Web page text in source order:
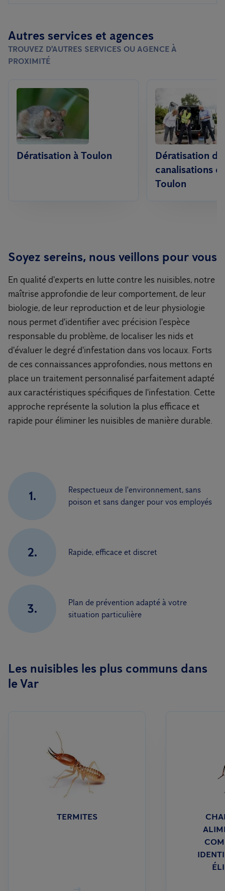
Autres services et agences
TROUVEZ D'AUTRES SERVICES OU AGENCE À
PROXIMITÉ
Dératisation à Toulon
Dératisation
canalisations
Toulon
Soyez sereins, nous veillons pour vous
En qualité d'experts en lutte contre les nuisibles, notre
maîtrise approfondie de leur comportement, de leur
biologie, de leur reproduction et de leur physiologie
nous permet d'identifier avec précision l'espèce
responsable du problème, de localiser les nids et
d'évaluer le degré d'infestation dans vos locaux. Forts
de ces connaissances approfondies, nous mettons en
place un traitement personnalisé parfaitement adapté
aux caractéristiques spécifiques de l'infestation. Cette
approche représente la solution la plus efficace et
rapide pour éliminer les nuisibles de manière durable.
1.
Respectueux de l'environnement, sans
poison et sans danger pour vos employés
2. Rapide, efficace et discret
3.
Plan de prévention adapté à votre
situation particulière
Les nuisibles les plus communs dans
le Var
TERMITES